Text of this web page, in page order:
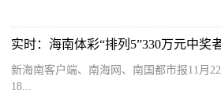
新海南客户端、南海网、南国都市报11月
18...